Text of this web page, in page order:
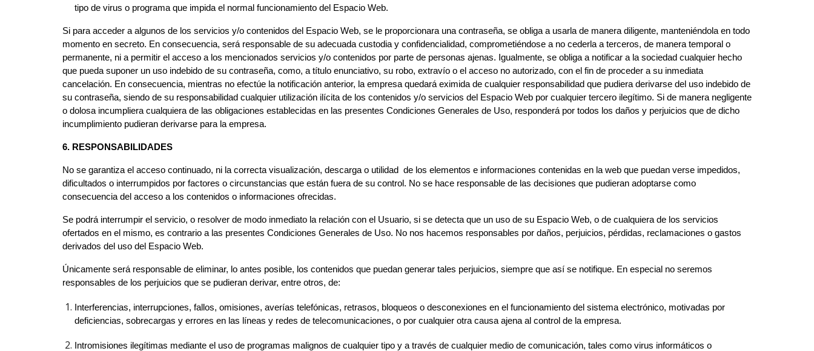
tipo de virus o programa que impida el normal funcionamiento del Espacio Web.
Si para acceder a algunos de los servicios y/o contenidos del Espacio Web, se le proporcionara una contraseña, se obliga a usarla de manera diligente, manteniéndola en todo
momento en secreto. En consecuencia, será responsable de su adecuada custodia y confidencialidad, comprometiéndose a no cederla a terceros, de manera temporal o
permanente, ni a permitir el acceso a los mencionados servicios y/o contenidos por parte de personas ajenas. Igualmente, se obliga a notificar a la sociedad cualquier hecho
que pueda suponer un uso indebido de su contraseña, como, a título enunciativo, su robo, extravío o el acceso no autorizado, con el fin de proceder a su inmediata
cancelación. En consecuencia, mientras no efectúe la notificación anterior, la empresa quedará eximida de cualquier responsabilidad que pudiera derivarse del uso indebido de
su contraseña, siendo de su responsabilidad cualquier utilización ilícita de los contenidos y/o servicios del Espacio Web por cualquier tercero ilegítimo. Si de manera negligente
o dolosa incumpliera cualquiera de las obligaciones establecidas en las presentes Condiciones Generales de Uso, responderá por todos los daños y perjuicios que de dicho
incumplimiento pudieran derivarse para la empresa.
6. RESPONSABILIDADES
No se garantiza el acceso continuado, ni la correcta visualización, descarga o utilidad de los elementos e informaciones contenidas en la web que puedan verse impedidos,
dificultados o interrumpidos por factores o circunstancias que están fuera de su control. No se hace responsable de las decisiones que pudieran adoptarse como
consecuencia del acceso a los contenidos o informaciones ofrecidas.
Se podrá interrumpir el servicio, o resolver de modo inmediato la relación con el Usuario, si se detecta que un uso de su Espacio Web, o de cualquiera de los servicios
ofertados en el mismo, es contrario a las presentes Condiciones Generales de Uso. No nos hacemos responsables por daños, perjuicios, pérdidas, reclamaciones o gastos
derivados del uso del Espacio Web.
Únicamente será responsable de eliminar, lo antes posible, los contenidos que puedan generar tales perjuicios, siempre que así se notifique. En especial no seremos
responsables de los perjuicios que se pudieran derivar, entre otros, de:
Interferencias, interrupciones, fallos, omisiones, averías telefónicas, retrasos, bloqueos o desconexiones en el funcionamiento del sistema electrónico, motivadas por
deficiencias, sobrecargas y errores en las líneas y redes de telecomunicaciones, o por cualquier otra causa ajena al control de la empresa.
Intromisiones ilegítimas mediante el uso de programas malignos de cualquier tipo y a través de cualquier medio de comunicación, tales como virus informáticos o